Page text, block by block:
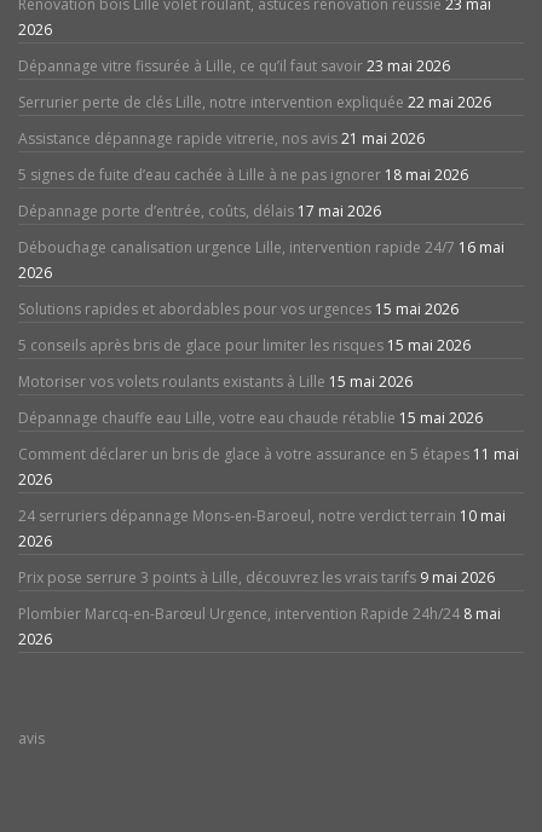
Rénovation bois Lille volet roulant, astuces rénovation réussie 23 mai
2026
Dépannage vitre fissurée à Lille, ce qu’il faut savoir23 mai 2026
Serrurier perte de clés Lille, notre intervention expliquée 22 mai 2026
Assistance dépannage rapide vitrerie, nos avis21 mai 2026
5 signes de fuite d’eau cachée à Lille à ne pas ignorer 18 mai 2026
Dépannage porte d’entrée, coûts, délais 17 mai 2026
Débouchage canalisation urgence Lille, intervention rapide 24/7 16 mai
2026
Solutions rapides et abordables pour vos urgences 15 mai 2026
5 conseils après bris de glace pour limiter les risques 15 mai 2026
Motoriser vos volets roulants existants à Lille 15 mai 2026
Dépannage chauffe eau Lille, votre eau chaude rétablie 15 mai 2026
Comment déclarer un bris de glace à votre assurance en 5 étapes 11 mai
2026
24 serruriers dépannage Mons-en-Baroeul, notre verdict terrain 10 mai
2026
Prix pose serrure 3 points à Lille, découvrez les vrais tarifs 9 mai 2026
Plombier Marcq-en-Barœul Urgence, intervention Rapide 24h/24 8 mai
2026
avis